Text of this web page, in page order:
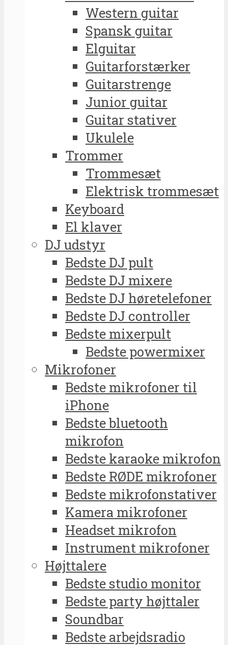
Western guitar
Spansk guitar
Elguitar
Guitarforstærker
Guitarstrenge
Junior guitar
Guitar stativer
Ukulele
Trommer
Trommesæt
Elektrisk trommesæt
Keyboard
El klaver
DJ udstyr
Bedste DJ pult
Bedste DJ mixere
Bedste DJ høretelefoner
Bedste DJ controller
Bedste mixerpult
Bedste powermixer
Mikrofoner
Bedste mikrofoner til
iPhone
Bedste bluetooth
mikrofon
Bedste karaoke mikrofon
Bedste RØDE mikrofoner
Bedste mikrofonstativer
Kamera mikrofoner
Headset mikrofon
Instrument mikrofoner
Højttalere
Bedste studio monitor
Bedste party højttaler
Soundbar
Bedste arbejdsradio